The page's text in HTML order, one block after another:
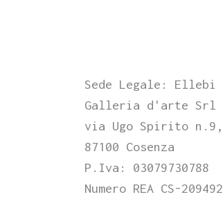
Sede Legale: Ellebi
Galleria d'arte Srl
via Ugo Spirito n.9,
87100 Cosenza
P.Iva: 03079730788
Numero REA CS-209492